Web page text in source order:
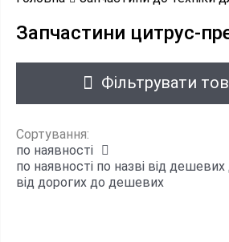
Запчастини цитрус-
Фільтрувати
Сортування:
по наявності
по наявності по назві від дешевих
від дорогих до дешевих